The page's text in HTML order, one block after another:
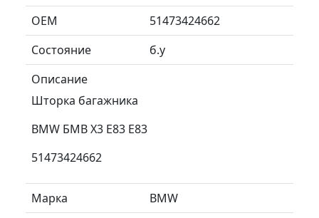
ОЕМ
51473424662
Состояние
б.у
Описание
Шторка багажника
BMW БМВ X3 E83 Е83
51473424662
Марка
BMW